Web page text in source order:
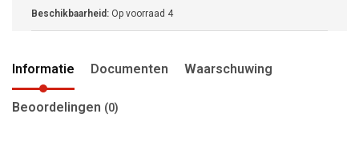
Beschikbaarheid: Op voorraad 4
Informatie Documenten Waarschuwing
Beoordelingen (0)